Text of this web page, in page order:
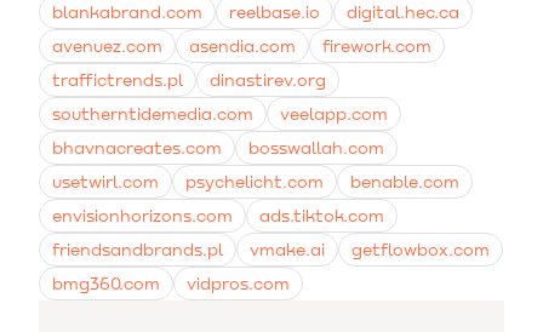
blankabrand.com
reelbase.io
digital.hec.ca
avenuez.com
asendia.com
firework.com
traffictrends.pl
dinastirev.org
southerntidemedia.com
veelapp.com
bhavnacreates.com
bosswallah.com
usetwirl.com
psychelicht.com
benable.com
envisionhorizons.com
ads.tiktok.com
friendsandbrands.pl
vmake.ai
getflowbox.com
bmg360.com
vidpros.com